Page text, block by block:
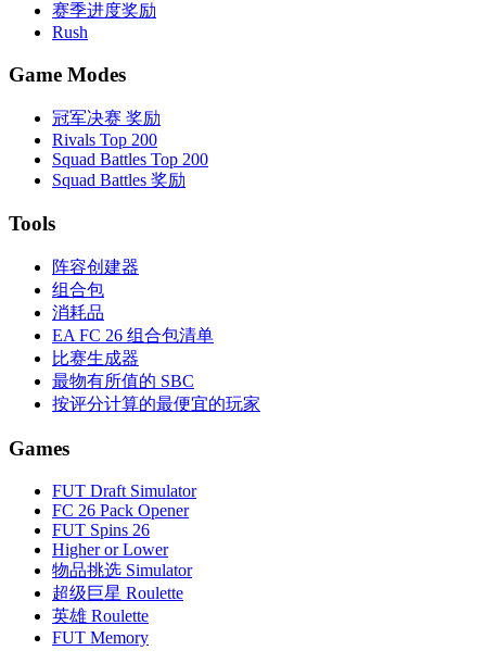
赛季进度奖励
Rush
Game Modes
冠军决赛 奖励
Rivals Top 200
Squad Battles Top 200
Squad Battles 奖励
Tools
阵容创建器
组合包
消耗品
EA FC 26 组合包清单
比赛生成器
最物有所值的 SBC
按评分计算的最便宜的玩家
Games
FUT Draft Simulator
FC 26 Pack Opener
FUT Spins 26
Higher or Lower
物品挑选 Simulator
超级巨星 Roulette
英雄 Roulette
FUT Memory